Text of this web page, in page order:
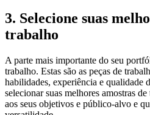
3. Selecione suas
trabalho
A parte mais importante do seu
trabalho. Estas são as peças de
habilidades, experiência e qualidade
selecionar suas melhores amostras
aos seus objetivos e público-alvo e